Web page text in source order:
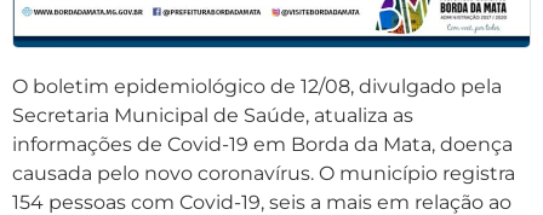
O boletim epidemiológico de 12/08, divulgado pela
Secretaria Municipal de Saúde, atualiza as
informações de Covid-19 em Borda da Mata, doença
causada pelo novo coronavírus. O município registra
154 pessoas com Covid-19, seis a mais em relação ao